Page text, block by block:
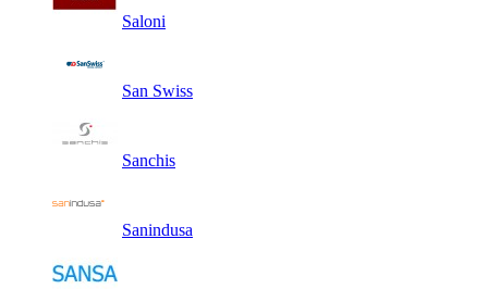
Saloni
San Swiss
Sanchis
Sanindusa